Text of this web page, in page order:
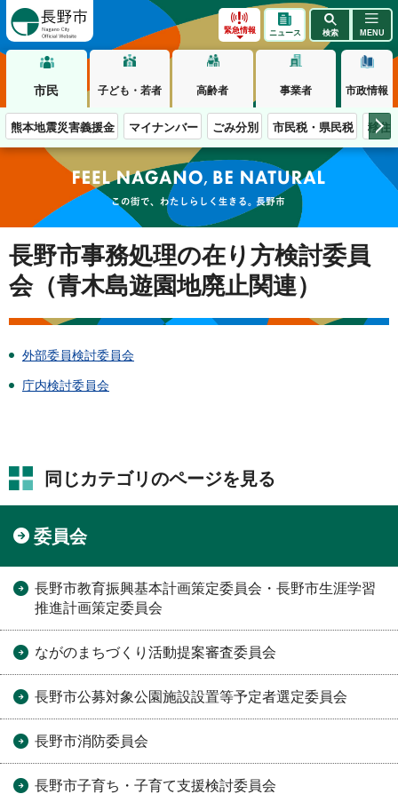
緊急情報 ニュース 検索 MENU
市民 子ども・若者 高齢者 事業者 市政情報
熊本地震災害義援金 マイナンバー ごみ分別 市民税・県民税 移住
この街で、わたしらしく生きる。長野市
長野市事務処理の在り方検討委員
会（青木島遊園地廃止関連）
外部委員検討委員会
庁内検討委員会
同じカテゴリのページを見る
委員会
長野市教育振興基本計画策定委員会・長野市生涯学習
推進計画策定委員会
ながのまちづくり活動提案審査委員会
長野市公募対象公園施設設置等予定者選定委員会
長野市消防委員会
長野市子育ち・子育て支援検討委員会